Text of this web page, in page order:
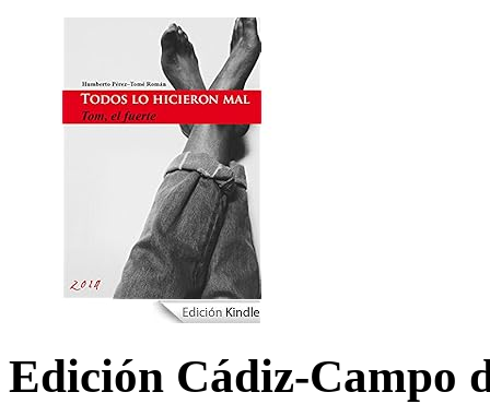
Edición Cádiz-Campo